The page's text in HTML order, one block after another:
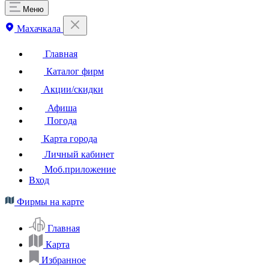
Меню
Махачкала
Главная
Каталог фирм
Акции/скидки
Афиша
Погода
Карта города
Личный кабинет
Моб.приложение
Вход
Фирмы на карте
Главная
Карта
Избранное